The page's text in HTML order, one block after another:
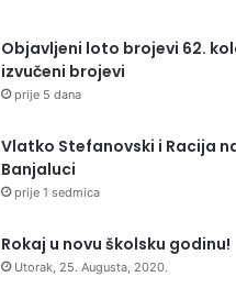
Objavljeni loto brojevi 62.
izvučeni brojevi
prije 5 dana
Vlatko Stefanovski i Racija
Banjaluci
prije 1 sedmica
Rokaj u novu školsku godinu!
Utorak, 25. Augusta, 2020.